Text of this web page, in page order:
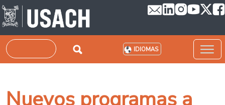
Pasar al contenido principal
Buscar IDIOMAS
Nuevos programas a